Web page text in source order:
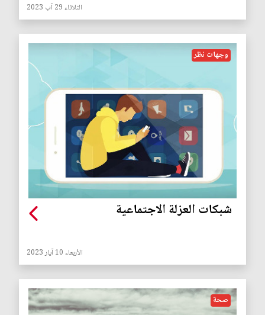
الثلاثاء 29 آب 2023
وجهات نظر
شبكات العزلة الاجتماعية
الأربعاء 10 آيار 2023
صحة